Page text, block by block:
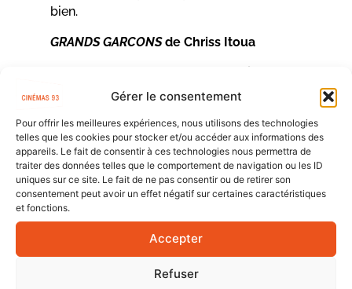
Gérer le consentement
Pour offrir les meilleures expériences, nous utilisons des technologies
telles que les cookies pour stocker et/ou accéder aux informations des
appareils. Le fait de consentir à ces technologies nous permettra de
traiter des données telles que le comportement de navigation ou les ID
uniques sur ce site. Le fait de ne pas consentir ou de retirer son
consentement peut avoir un effet négatif sur certaines caractéristiques
et fonctions.
Accepter
Refuser
bien.
GRANDS GARCONSde Chriss Itoua
Quatre Cents films – Documentaire – 2025 – 25
« Après son bac, mon frère Junior décide
d’arrêter ses études et je décide alors de filmer
ses journées avec ses potes. Tous sont noirs, fils
d’immigrés et s’interrogent sur leur place au sein
d’une société où leur présence n’est pas partout
la bienvenue. »